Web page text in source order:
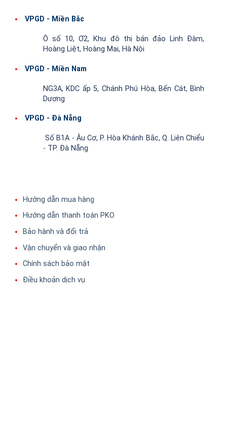
VPGD - Miền Bắc
Ô số 10, Ơ2, Khu đô thị bán đảo Linh Đàm,
Hoàng Liệt, Hoàng Mai, Hà Nội
VPGD - Miền Nam
NG3A, KDC ấp 5, Chánh Phú Hòa, Bến Cát, Bình
Dương
VPGD - Đà Nẵng
Số B1A - Âu Cơ, P. Hòa Khánh Bắc, Q. Liên Chiểu
- TP. Đà Nẵng
Hướng dẫn mua hàng
Hướng dẫn thanh toán PKO
Bảo hành và đổi trả
Vận chuyển và giao nhận
Chính sách bảo mật
Điều khoản dịch vụ